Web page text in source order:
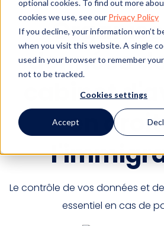
optional cookies. To find out more
cookies we use, see our Privacy Policy
If you decline, your information won’t
when you visit this website. A single
used in your browser to remember
not to be tracked.
Cookies settings
Accept
données
cabinet
en droit
Le contrôle de vos données et
essentiel en cas de